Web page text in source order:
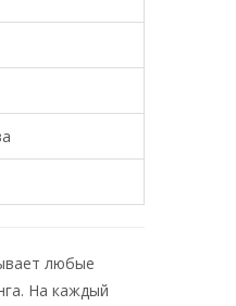
любые
На каждый